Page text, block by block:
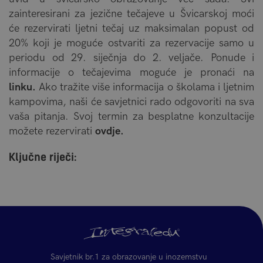
zainteresirani za jezične tečajeve u Švicarskoj moći
će rezervirati ljetni tečaj uz maksimalan popust od
20% koji je moguće ostvariti za rezervacije samo u
periodu od 29. siječnja do 2. veljače. Ponude i
informacije o tečajevima moguće je pronaći na
linku. Ako tražite više informacija o školama i ljetnim
kampovima, naši će savjetnici rado odgovoriti na sva
vaša pitanja. Svoj termin za besplatne konzultacije
možete rezervirati ovdje.
Ključne riječi:
Savjetnik br.1 za obrazovanje u inozemstvu